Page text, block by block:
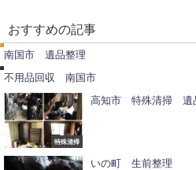
おすすめの記事
南国市 遺品整理
不用品回収 南国市
特殊清掃
高知市 特殊清掃 遺
いの町 生前整理